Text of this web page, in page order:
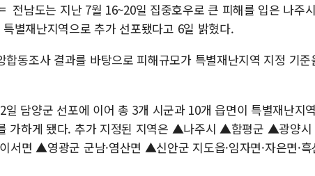
李대통
추미애, '
인천
인천서
'화합' 꺼
전남도는 지난 7월 16~20일 집중호우로 큰 피해를 입은 나주
별재난지역으로 추가 선포됐다고 6일 밝혔다.
합동조사 결과를 바탕으로 피해규모가 특별재난지역 지정 기준
일 담양군 선포에 이어 총 3개 시군과 10개 읍면이 특별재난지
가하게 됐다. 추가 지정된 지역은 ▲나주시 ▲함평군 ▲광양
서면 ▲영광군 군남·염산면 ▲신안군 지도읍·임자면·자은면·